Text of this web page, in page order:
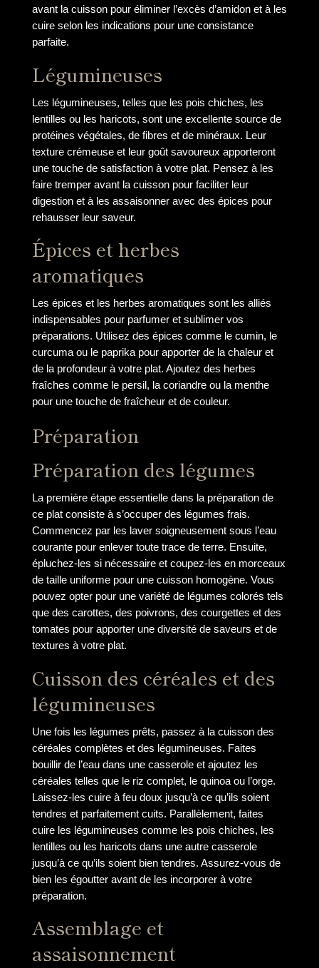
avant la cuisson pour éliminer l’excès d’amidon et à les
cuire selon les indications pour une consistance
parfaite.
Légumineuses
Les légumineuses, telles que les pois chiches, les
lentilles ou les haricots, sont une excellente source de
protéines végétales, de fibres et de minéraux. Leur
texture crémeuse et leur goût savoureux apporteront
une touche de satisfaction à votre plat. Pensez à les
faire tremper avant la cuisson pour faciliter leur
digestion et à les assaisonner avec des épices pour
rehausser leur saveur.
Épices et herbes
aromatiques
Les épices et les herbes aromatiques sont les alliés
indispensables pour parfumer et sublimer vos
préparations. Utilisez des épices comme le cumin, le
curcuma ou le paprika pour apporter de la chaleur et
de la profondeur à votre plat. Ajoutez des herbes
fraîches comme le persil, la coriandre ou la menthe
pour une touche de fraîcheur et de couleur.
Préparation
Préparation des légumes
La première étape essentielle dans la préparation de
ce plat consiste à s’occuper des légumes frais.
Commencez par les laver soigneusement sous l’eau
courante pour enlever toute trace de terre. Ensuite,
épluchez-les si nécessaire et coupez-les en morceaux
de taille uniforme pour une cuisson homogène. Vous
pouvez opter pour une variété de légumes colorés tels
que des carottes, des poivrons, des courgettes et des
tomates pour apporter une diversité de saveurs et de
textures à votre plat.
Cuisson des céréales et des
légumineuses
Une fois les légumes prêts, passez à la cuisson des
céréales complètes et des légumineuses. Faites
bouillir de l’eau dans une casserole et ajoutez les
céréales telles que le riz complet, le quinoa ou l’orge.
Laissez-les cuire à feu doux jusqu’à ce qu’ils soient
tendres et parfaitement cuits. Parallèlement, faites
cuire les légumineuses comme les pois chiches, les
lentilles ou les haricots dans une autre casserole
jusqu’à ce qu’ils soient bien tendres. Assurez-vous de
bien les égoutter avant de les incorporer à votre
préparation.
Assemblage et
assaisonnement